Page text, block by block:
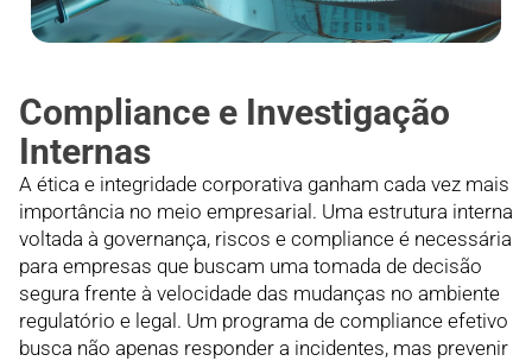
Compliance e Investigação
Internas
A ética e integridade corporativa ganham cada vez mais
importância no meio empresarial. Uma estrutura interna
voltada à governança, riscos e compliance é necessária
para empresas que buscam uma tomada de decisão
segura frente à velocidade das mudanças no ambiente
regulatório e legal. Um programa de compliance efetivo
busca não apenas responder a incidentes, mas prevenir